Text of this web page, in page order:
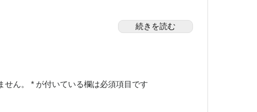
続きを読む
ん。 * が付いている欄は必須項目です